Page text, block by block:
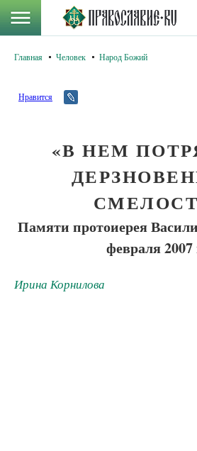
Главная Человек Народ Божий
Нравится
«В НЕМ
Памяти протоиерея
февраля 2007
Ирина Корнилова